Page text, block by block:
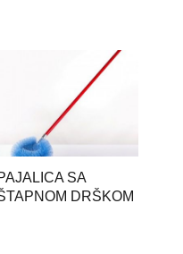
SA
DRŠKOM